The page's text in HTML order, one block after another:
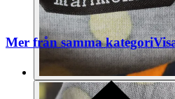
Mer från samma kategori